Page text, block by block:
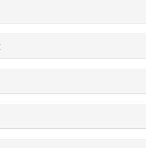
300
бензопилы